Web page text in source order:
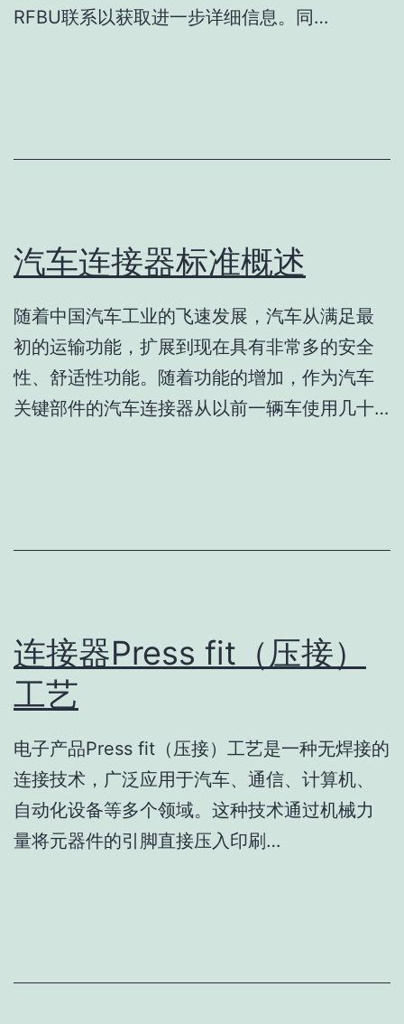
RFBU联系以获取进一步详细信息。同…
汽车连接器标准概述
随着中国汽车工业的飞速发展，汽车从满足最
初的运输功能，扩展到现在具有非常多的安全
性、舒适性功能。随着功能的增加，作为汽车
关键部件的汽车连接器从以前一辆车使用几十…
连接器Press fit（压接）
工艺
电子产品Press fit（压接）工艺是一种无焊接的
连接技术，广泛应用于汽车、通信、计算机、
自动化设备等多个领域。这种技术通过机械力
量将元器件的引脚直接压入印刷…